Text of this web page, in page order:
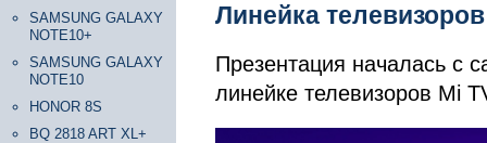
SAMSUNG GALAXY
NOTE10+
SAMSUNG GALAXY
NOTE10
HONOR 8S
BQ 2818 ART XL+
Линейка
Презентация началась с
линейке телевизоров Mi